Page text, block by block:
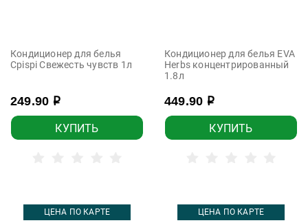
Кондиционер для белья
Cpispi Свежесть чувств 1л
249.90 р
КУПИТЬ
Кондиционер для белья EVA
Herbs концентрированный
1.8л
449.90 р
КУПИТЬ
ЦЕНА ПО КАРТЕ ЦЕНА ПО КАРТЕ